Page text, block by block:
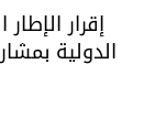
إقرار
الدولية